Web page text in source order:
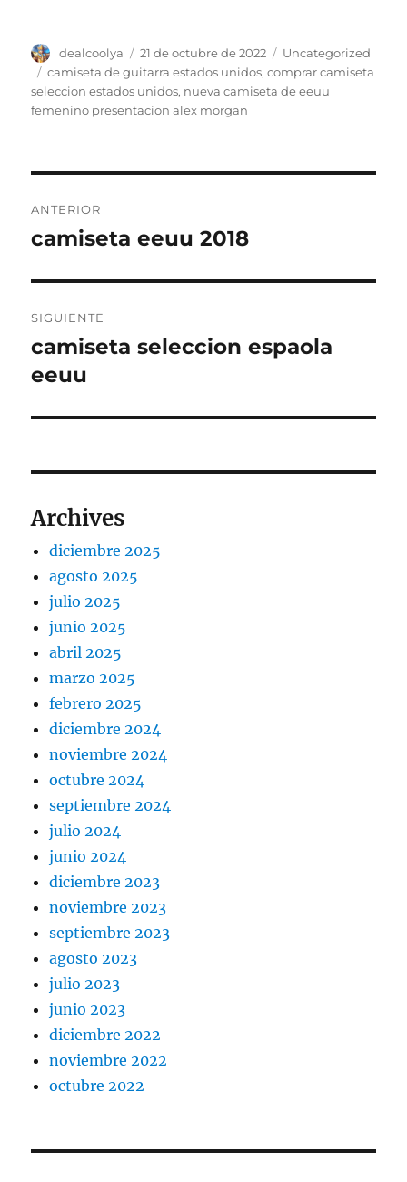
Autor
dealcoolya
Publicado
el
21 de octubre de 2022 Categorías
Uncategorized
Etiquetas
camiseta de guitarra estados unidos,comprar camiseta
seleccion estados unidos, nueva camiseta de eeuu
femenino presentacion alex morgan
de
ANTERIOR
Entrada
camiseta eeuu 2018
SIGUIENTE
Entrada
siguiente:
camiseta seleccion espaola
eeuu
Archives
diciembre 2025
agosto 2025
julio 2025
junio 2025
abril 2025
marzo 2025
febrero 2025
diciembre 2024
noviembre 2024
octubre 2024
septiembre 2024
julio 2024
junio 2024
diciembre 2023
noviembre 2023
septiembre 2023
agosto 2023
julio 2023
junio 2023
diciembre 2022
noviembre 2022
octubre 2022